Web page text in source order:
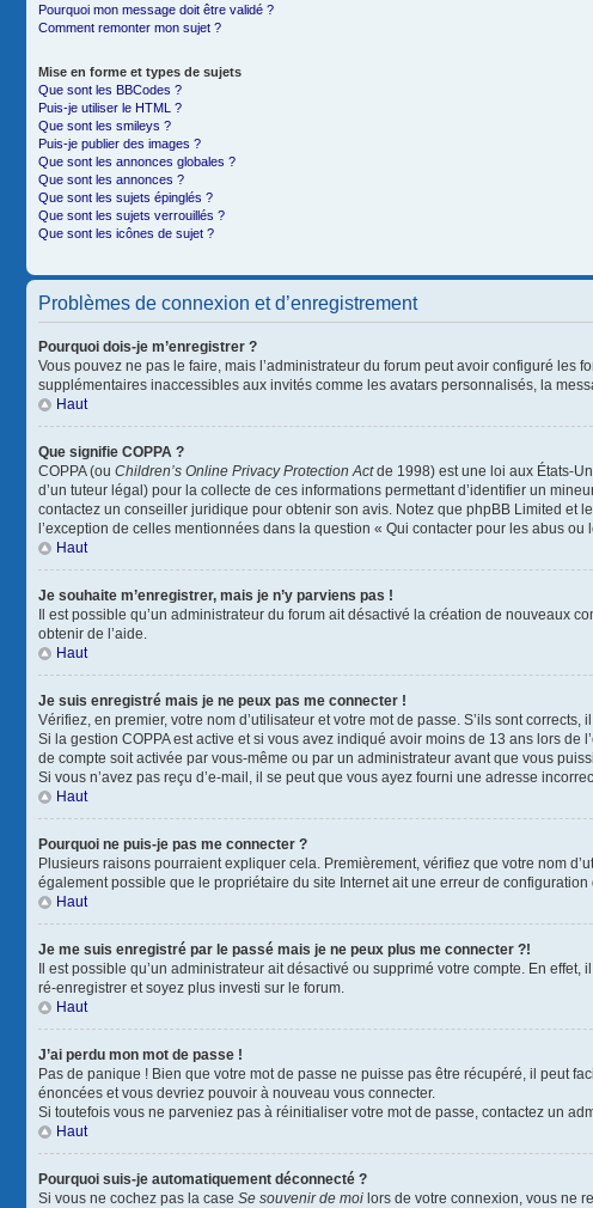
Pourquoi mon message doit être validé ?
Comment remonter mon sujet ?
Mise en forme et types de sujets
Que sont les BBCodes ?
Puis-je utiliser le HTML ?
Que sont les smileys ?
Puis-je publier des images ?
Que sont les annonces globales ?
Que sont les annonces ?
Que sont les sujets épinglés ?
Que sont les sujets verrouillés ?
Que sont les icônes de sujet ?
Problèmes de connexion et d’enregistrement
Pourquoi dois-je m’enregistrer ?
Vous pouvez ne pas le faire, mais l’administrateur du forum peut avoir configuré les
supplémentaires inaccessibles aux invités comme les avatars personnalisés, la
Haut
Que signifie COPPA ?
COPPA (ou Children’s Online Privacy Protection Actde 1998) est une loi aux États-
d’un tuteur légal) pour la collecte de ces informations permettant d’identifier un
contactez un conseiller juridique pour obtenir son avis. Notez que phpBB Limited et
l’exception de celles mentionnées dans la question « Qui contacter pour les abus
Haut
Je souhaite m’enregistrer, mais je n’y parviens pas !
Il est possible qu’un administrateur du forum ait désactivé la création de nouveaux
obtenir de l’aide.
Haut
Je suis enregistré mais je ne peux pas me connecter !
Vérifiez, en premier, votre nom d’utilisateur et votre mot de passe. S’ils sont corrects,
Si la gestion COPPA est active et si vous avez indiqué avoir moins de 13 ans lors
de compte soit activée par vous-même ou par un administrateur avant que vous
Si vous n’avez pas reçu d’e-mail, il se peut que vous ayez fourni une adresse
Haut
Pourquoi ne puis-je pas me connecter ?
Plusieurs raisons pourraient expliquer cela. Premièrement, vérifiez que votre nom
également possible que le propriétaire du site Internet ait une erreur de configuration
Haut
Je me suis enregistré par le passé mais je ne peux plus me connecter ?!
Il est possible qu’un administrateur ait désactivé ou supprimé votre compte. En
ré-enregistrer et soyez plus investi sur le forum.
Haut
J’ai perdu mon mot de passe !
Pas de panique ! Bien que votre mot de passe ne puisse pas être récupéré, il peut
énoncées et vous devriez pouvoir à nouveau vous connecter.
Si toutefois vous ne parveniez pas à réinitialiser votre mot de passe, contactez un
Haut
Pourquoi suis-je automatiquement déconnecté ?
Si vous ne cochez pas la case Se souvenir de moi lors de votre connexion, vous ne